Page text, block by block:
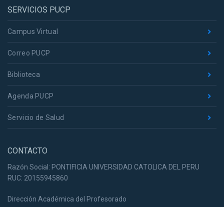
SERVICIOS PUCP
Campus Virtual
Correo PUCP
Biblioteca
Agenda PUCP
Servicio de Salud
CONTACTO
Razón Social: PONTIFICIA UNIVERSIDAD CATOLICA DEL PERU
RUC: 20155945860
Dirección Académica del Profesorado